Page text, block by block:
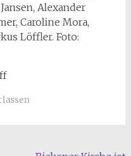
Alexander
Caroline Mora,
Löffler. Foto: